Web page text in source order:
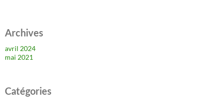
Archives
avril 2024
mai 2021
Catégories